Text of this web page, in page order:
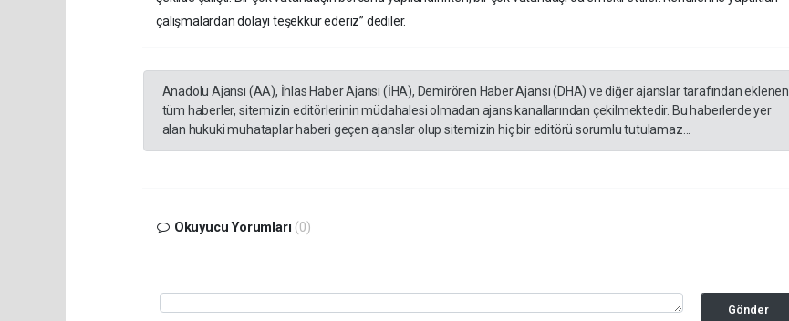
çalışmalardan dolayı teşekkür ederiz” dediler.
Anadolu Ajansı (AA), İhlas Haber Ajansı (İHA), Demirören Haber Ajansı (DHA) ve diğer ajanslar tarafından eklenen
tüm haberler, sitemizin editörlerinin müdahalesi olmadan ajans kanallarından çekilmektedir. Bu haberlerde yer
alan hukuki muhataplar haberi geçen ajanslar olup sitemizin hiç bir editörü sorumlu tutulamaz...
Okuyucu Yorumları (0)
Gönder